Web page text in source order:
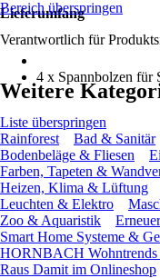
Lieferumfang
4 x Spannbolzen für
Bereich überspringen
Verantwortlich für
Weitere
Liste überspringen
Rainforest
Bad & Sanitär
Bodenbeläge & Fliesen
Farben, Tapeten &
Heizen, Klima & Lüftung
Leuchten & Elektro
Zoo & Aquaristik
Smart Home Systeme &
HORNBACH Wohntrends
Raus Damit im Onlineshop